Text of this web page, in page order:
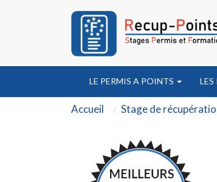
LE PERMIS A POINTS
Accueil Stage de